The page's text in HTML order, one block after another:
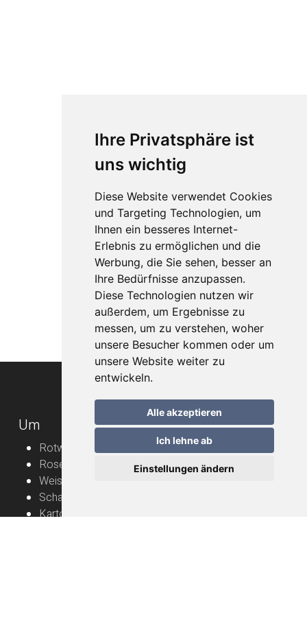
Ihre Privatsphäre ist
uns wichtig
Diese Website verwendet Cookies
und Targeting Technologien, um
Ihnen ein besseres Internet-
Erlebnis zu ermöglichen und die
Werbung, die Sie sehen, besser an
Ihre Bedürfnisse anzupassen.
Diese Technologien nutzen wir
außerdem, um Ergebnisse zu
messen, um zu verstehen, woher
unsere Besucher kommen oder um
unsere Website weiter zu
entwickeln.
Alle akzeptieren
Ich lehne ab
Einstellungen ändern
Um
Rotweine
Roséweine
Weissweine
Schaumweine
Karton